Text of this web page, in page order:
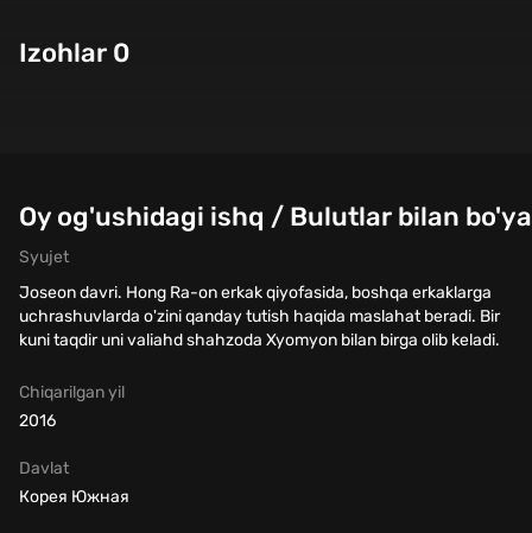
Izohlar 0
Oy og'ushidagi ishq / Bulutlar bilan
Syujet
Joseon davri. Hong Ra-on erkak qiyofasida, boshqa erkaklarga
uchrashuvlarda o'zini qanday tutish haqida maslahat beradi. Bir
kuni taqdir uni valiahd shahzoda Xyomyon bilan birga olib keladi.
Chiqarilgan yil
2016
Davlat
Корея Южная